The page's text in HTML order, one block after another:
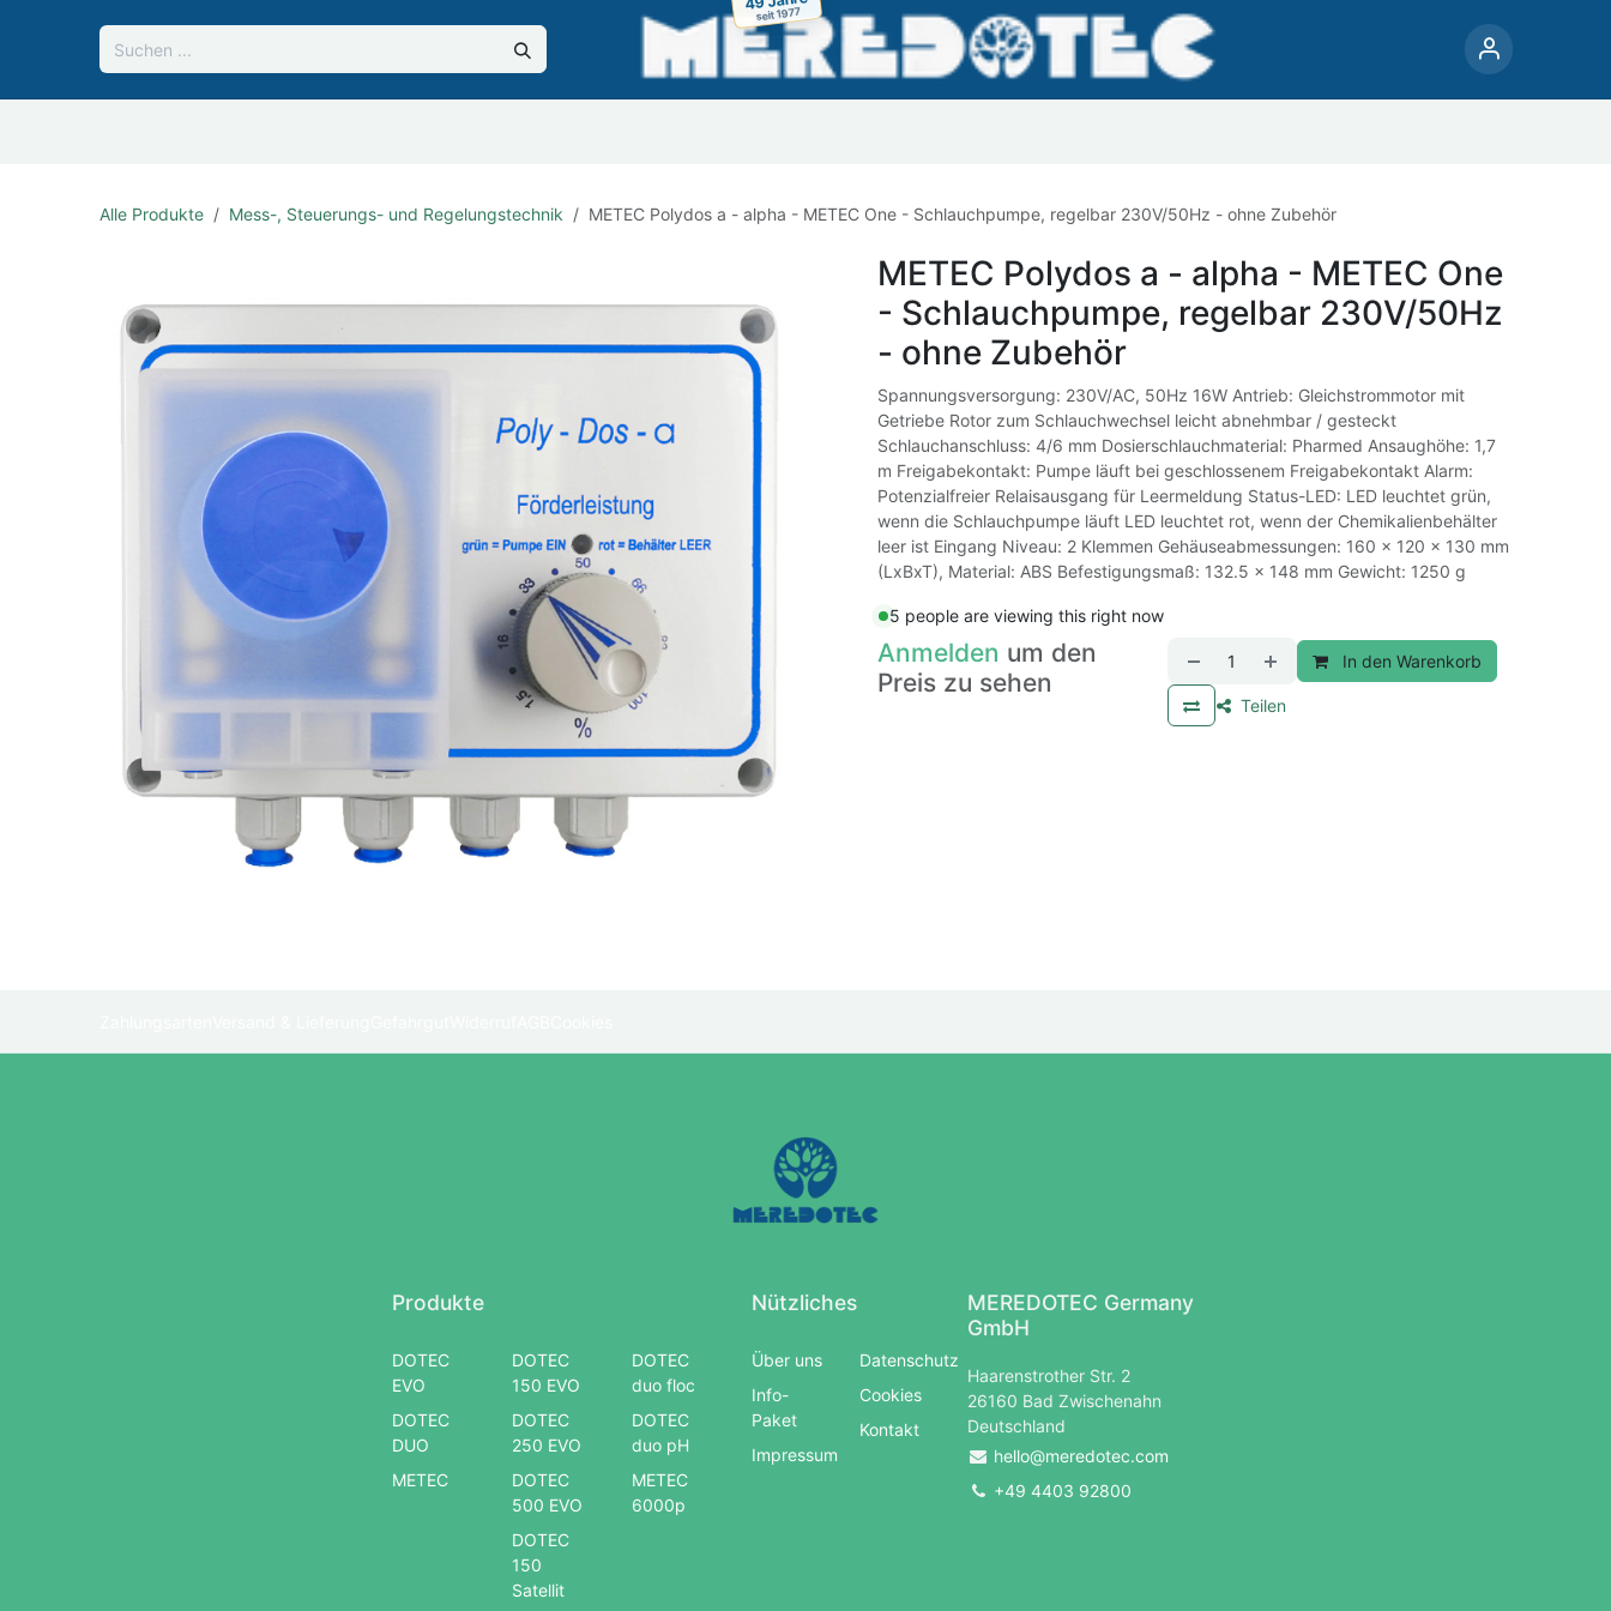
seit 1977
Alle Produkte Mess-, Steuerungs- und Regelungstechnik METEC Polydos a - alpha - METEC One - Schlauchpumpe, regelbar 230V/50Hz - ohne Zubehör
METEC Polydos a - alpha - METEC One
- Schlauchpumpe, regelbar 230V/50Hz
- ohne Zubehör
Spannungsversorgung: 230V/AC, 50Hz 16W Antrieb: Gleichstrommotor mit
Getriebe Rotor zum Schlauchwechsel leicht abnehmbar / gesteckt
Schlauchanschluss: 4/6 mm Dosierschlauchmaterial: Pharmed Ansaughöhe: 1,7
m Freigabekontakt: Pumpe läuft bei geschlossenem Freigabekontakt Alarm:
Potenzialfreier Relaisausgang für Leermeldung Status-LED: LED leuchtet grün,
wenn die Schlauchpumpe läuft LED leuchtet rot, wenn der Chemikalienbehälter
leer ist Eingang Niveau: 2 Klemmen Gehäuseabmessungen: 160 x 120 x 130 mm
(LxBxT), Material: ABS Befestigungsmaß: 132.5 x 148 mm Gewicht: 1250 g
5 people are viewing this right now
Anmelden um den
Preis zu sehen
In den Warenkorb
Teilen
Produkte
DOTEC
EVO
DOTEC
DUO
METEC
DOTEC
150 EVO
DOTEC
250 EVO
DOTEC
500 EVO
DOTEC
150
Satellit
DOTEC
duo floc
DOTEC
duo pH
METEC
6000p
Nützliches
Über uns
Info-
Paket
Impressum
Datenschutz
Cookies
Kontakt
MEREDOTEC Germany
GmbH
Haarenstrother Str. 2
26160 Bad Zwischenahn
Deutschland
hello@meredotec.com
+49 4403 92800